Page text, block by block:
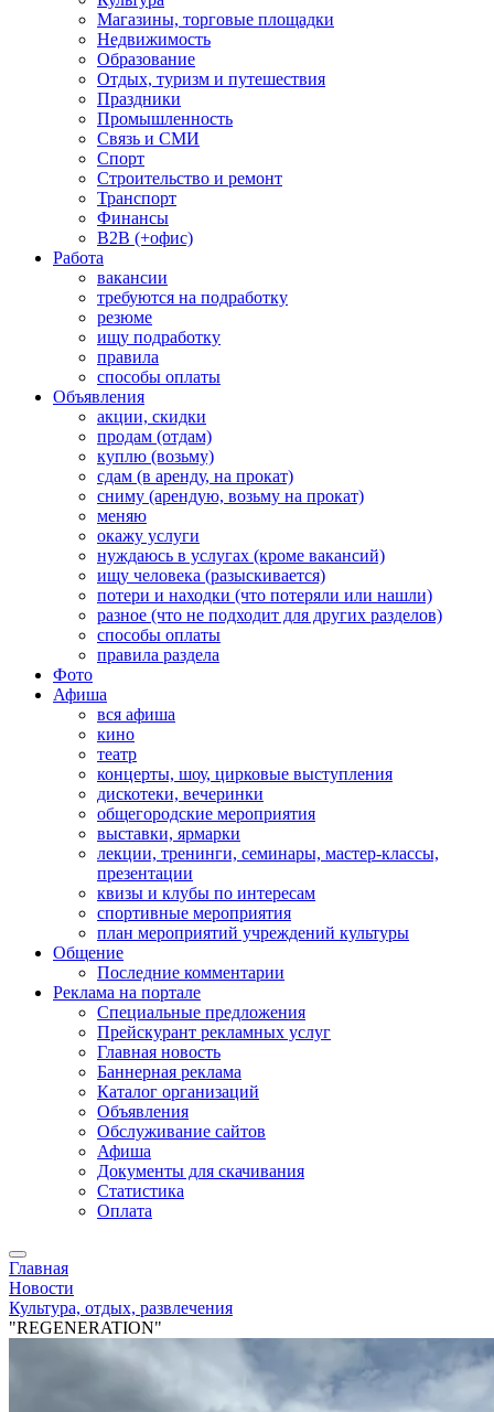
Магазины, торговые площадки
Недвижимость
Образование
Отдых, туризм и путешествия
Праздники
Промышленность
Связь и СМИ
Спорт
Строительство и ремонт
Транспорт
Финансы
B2B (+офис)
Работа
вакансии
требуются на подработку
резюме
ищу подработку
правила
способы оплаты
Объявления
акции, скидки
продам (отдам)
куплю (возьму)
сдам (в аренду, на прокат)
сниму (арендую, возьму на прокат)
меняю
окажу услуги
нуждаюсь в услугах (кроме вакансий)
ищу человека (разыскивается)
потери и находки (что потеряли или нашли)
разное (что не подходит для других разделов)
способы оплаты
правила раздела
Фото
Афиша
вся афиша
кино
театр
концерты, шоу, цирковые выступления
дискотеки, вечеринки
общегородские мероприятия
выставки, ярмарки
лекции, тренинги, семинары, мастер-классы,
презентации
квизы и клубы по интересам
спортивные мероприятия
план мероприятий учреждений культуры
Общение
Последние комментарии
Реклама на портале
Специальные предложения
Прейскурант рекламных услуг
Главная новость
Баннерная реклама
Каталог организаций
Объявления
Обслуживание сайтов
Афиша
Документы для скачивания
Статистика
Оплата
Главная
Новости
Культура, отдых, развлечения
"REGENERATION"